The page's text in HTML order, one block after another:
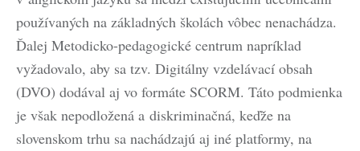
používaných na základných školách vôbec nenachádza.
Ďalej Metodicko-pedagogické centrum napríklad
vyžadovalo, aby sa tzv. Digitálny vzdelávací obsah
(DVO) dodával aj vo formáte SCORM. Táto podmienka
je však nepodložená a diskriminačná, keďže na
slovenskom trhu sa nachádzajú aj iné platformy, na